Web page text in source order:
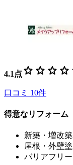
4.1 点 star star star star
口コミ 10件
得意なリフォーム
新築・増改
屋根・外壁
バリアフリ